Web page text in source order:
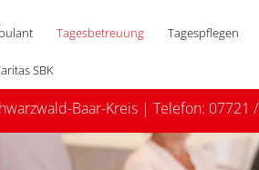
Tagesbetreuung Tagespflegen
SBK
Baar-Kreis | Telefon: 07721